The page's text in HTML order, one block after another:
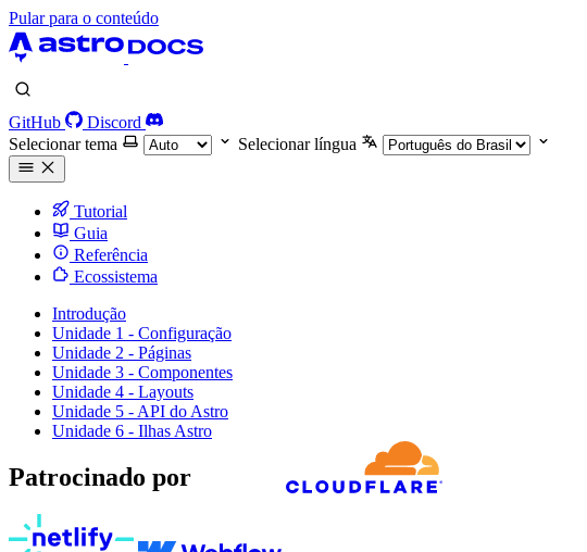
Pular para o conteúdo
GitHub
Discord
Selecionar tema
Selecionar língua
Tutorial
Guia
Referência
Ecossistema
Introdução
Unidade 1 - Configuração
Unidade 2 - Páginas
Unidade 3 - Componentes
Unidade 4 - Layouts
Unidade 5 - API do Astro
Unidade 6 - Ilhas Astro
Patrocinado por